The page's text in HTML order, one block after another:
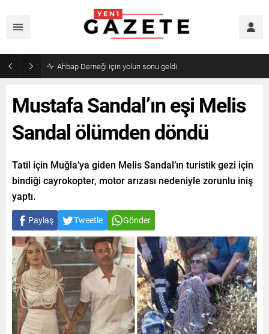
Mourinho’dan Arda Güler’e kötü haber
Mustafa Sandal’ın eşi Melis
Sandal ölümden döndü
Tatil için Muğla’ya giden Melis Sandal’ın turistik gezi için
bindiği cayrokopter, motor arızası nedeniyle zorunlu iniş
yaptı.
Paylaş Tweetle Gönder